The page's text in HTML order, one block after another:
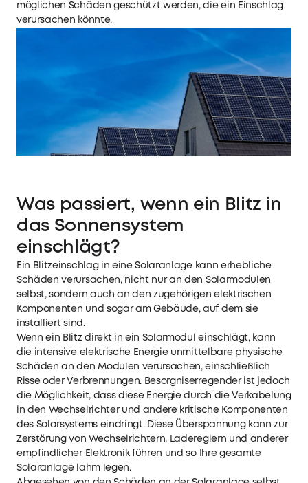
möglichen Schäden geschützt werden, die ein Einschlag
verursachen könnte.
Was passiert, wenn ein Blitz in
das Sonnensystem
einschlägt?
Ein Blitzeinschlag in eine Solaranlage kann erhebliche
Schäden verursachen, nicht nur an den Solarmodulen
selbst, sondern auch an den zugehörigen elektrischen
Komponenten und sogar am Gebäude, auf dem sie
installiert sind.
Wenn ein Blitz direkt in ein Solarmodul einschlägt, kann
die intensive elektrische Energie unmittelbare physische
Schäden an den Modulen verursachen, einschließlich
Risse oder Verbrennungen. Besorgniserregender ist jedoch
die Möglichkeit, dass diese Energie durch die Verkabelung
in den Wechselrichter und andere kritische Komponenten
des Solarsystems eindringt. Diese Überspannung kann zur
Zerstörung von Wechselrichtern, Ladereglern und anderer
empfindlicher Elektronik führen und so Ihre gesamte
Solaranlage lahm legen.